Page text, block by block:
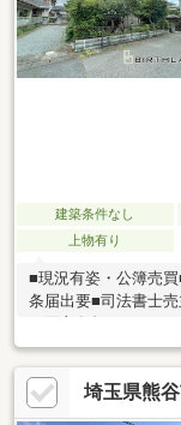
建築条件なし
上物有り
■現況有姿・公簿売
条届出要■司法書士
用■前面道路掘削す
地番35番4（田）■接
いません。■古屋付
て活かすことも、解
埼玉県熊